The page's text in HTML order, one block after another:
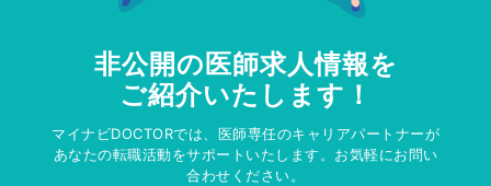
非公開の医師求人情報を
ご紹介いたします！
マイナビDOCTORでは、医師専任のキャリアパートナーが
あなたの転職活動をサポートいたします。お気軽にお問い
合わせください。